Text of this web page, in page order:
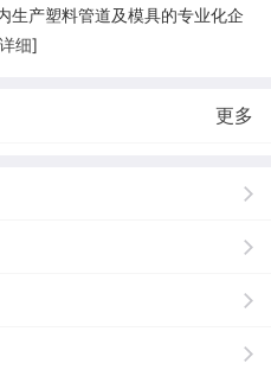
生产塑料管道及模具的专业化企
详细]
更多